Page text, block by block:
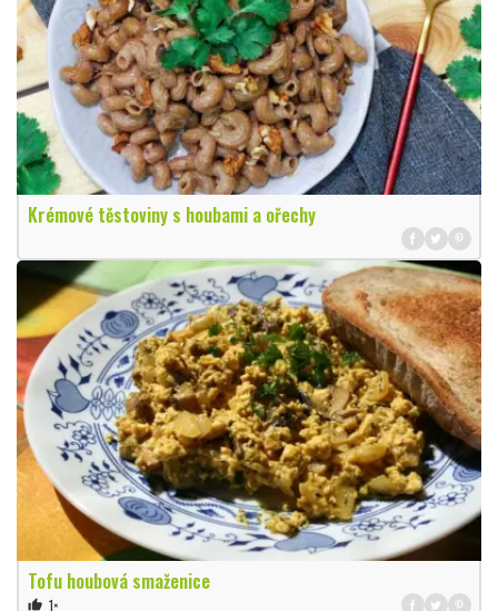
Krémové těstoviny s houbami a ořechy
Tofu houbová smaženice
thumb_up 1×